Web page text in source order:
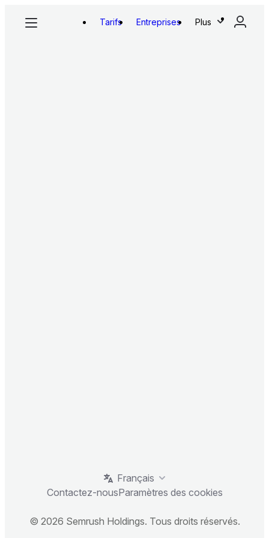
Tarifs Entreprises Plus
Français
Contactez-nousParamètres des cookies
© 2026 Semrush Holdings. Tous droits réservés.